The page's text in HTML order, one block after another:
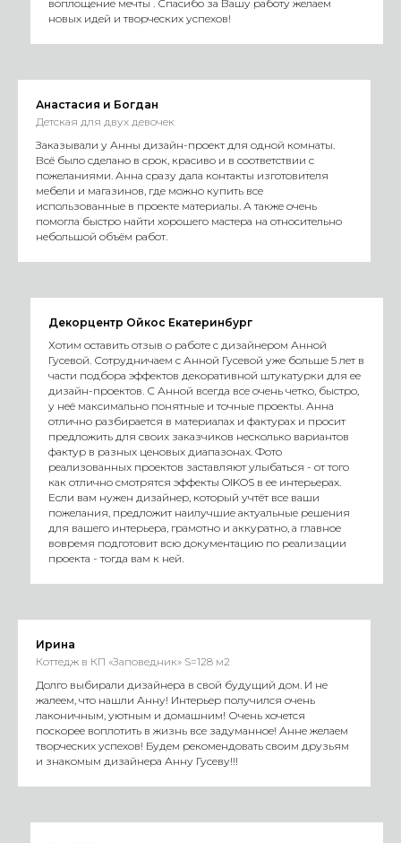
воплощение мечты . Спасибо за Вашу работу желаем
новых идей и творческих успехов!
Анастасия и Богдан
Детская для двух девочек
Заказывали у Анны дизайн-проект для одной комнаты.
Всё было сделано в срок, красиво и в соответствии с
пожеланиями. Анна сразу дала контакты изготовителя
мебели и магазинов, где можно купить все
использованные в проекте материалы. А также очень
помогла быстро найти хорошего мастера на относительно
небольшой объём работ.
Декорцентр Ойкос Екатеринбург
Хотим оставить отзыв о работе с дизайнером Анной
Гусевой. Сотрудничаем с Анной Гусевой уже больше 5 лет в
части подбора эффектов декоративной штукатурки для ее
дизайн-проектов. С Анной всегда все очень четко, быстро,
у неё максимально понятные и точные проекты. Анна
отлично разбирается в материалах и фактурах и просит
предложить для своих заказчиков несколько вариантов
фактур в разных ценовых диапазонах. Фото
реализованных проектов заставляют улыбаться - от того
как отлично смотрятся эффекты OIKOS в ее интерьерах.
Если вам нужен дизайнер, который учтёт все ваши
пожелания, предложит наилучшие актуальные решения
для вашего интерьера, грамотно и аккуратно, а главное
вовремя подготовит всю документацию по реализации
проекта - тогда вам к ней.
Ирина
Коттедж в КП «Заповедник» S=128 м2
Долго выбирали дизайнера в свой будущий дом. И не
жалеем, что нашли Анну! Интерьер получился очень
лаконичным, уютным и домашним! Очень хочется
поскорее воплотить в жизнь все задуманное! Анне желаем
творческих успехов! Будем рекомендовать своим друзьям
и знакомым дизайнера Анну Гусеву!!!